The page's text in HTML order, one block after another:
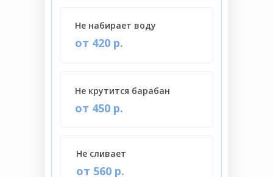
от 420 р.
Не набирает воду
от 450 р.
Не крутится барабан
от 560 р.
Не сливает